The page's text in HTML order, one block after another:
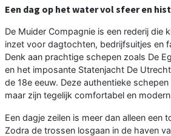
Een dag op het water vol sfeer en
De Muider Compagnie is een rederij die
inzet voor dagtochten, bedrijfsuitjes en
Denk aan prachtige schepen zoals De
en het imposante Statenjacht De
de 18e eeuw. Deze authentieke
maar zijn tegelijk comfortabel en
Een dagje zeilen is meer dan alleen een
Zodra de trossen losgaan in de haven